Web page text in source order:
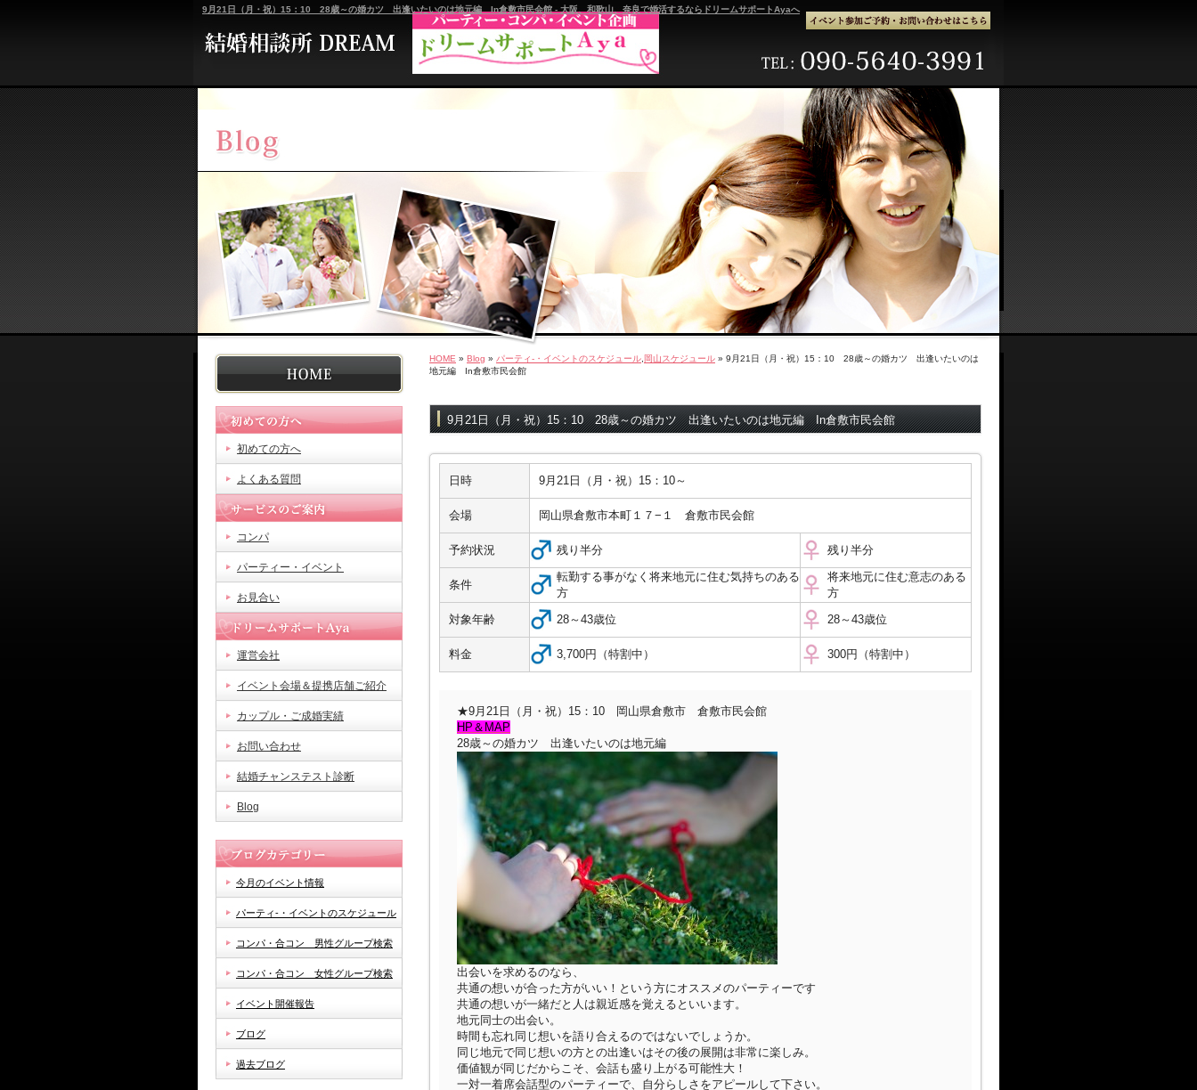
9月21日（月・祝）15：10 28歳～の婚カツ 出逢いたいのは地元編 In倉敷市民会館 - 大阪、和歌山、奈良で婚活するならドリームサポートAyaへ
HOME » Blog » パーティ-・イベントのスケジュール 岡山スケジュール » 9月21日（月・祝）15：10 28歳～の婚カツ 出逢いたいのは
地元編 In倉敷市民会館
9月21日（月・祝）15：10 28歳～の婚カツ 出逢いたいのは地元編 In倉敷市民会館
日時 9月21日（月・祝）15：10～
会場 岡山県倉敷市本町１７−１ 倉敷市民会館
予約状況 残り半分 残り半分
条件
転勤する事がなく将来地元に住む気持ちのある
方
将来地元に住む意志のある
方
対象年齢
28～43歳位 28～43歳位
料金 3,700円（特割中） 300円（特割中）
★9月21日（月・祝）15：10 岡山県倉敷市 倉敷市民会館
HP＆MAP
28歳～の婚カツ 出逢いたいのは地元編
出会いを求めるのなら、
共通の想いが合った方がいい！という方にオススメのパーティーです
共通の想いが一緒だと人は親近感を覚えるといいます。
地元同士の出会い。
時間も忘れ同じ想いを語り合えるのではないでしょうか。
同じ地元で同じ想いの方との出逢いはその後の展開は非常に楽しみ。
価値観が同じだからこそ、会話も盛り上がる可能性大！
一対一着席会話型のパーティーで、自分らしさをアピールして下さい。
初めての方へ
よくある質問
コンパ
パーティー・イベント
お見合い
運営会社
イベント会場＆提携店舗ご紹介
カップル・ご成婚実績
お問い合わせ
結婚チャンステスト診断
Blog
今月のイベント情報
パーティ-・イベントのスケジュール
コンパ・合コン 男性グループ検索
コンパ・合コン 女性グループ検索
イベント開催報告
ブログ
過去ブログ